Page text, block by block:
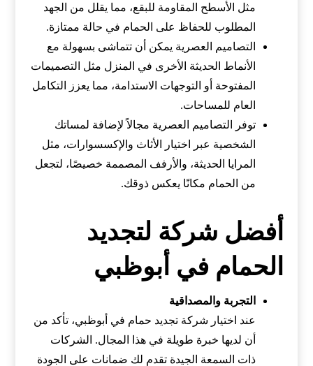
مثل الأسطح المقاومة للبقع، مما يقلل من الجهد
المطلوب للحفاظ على الحمام في حالة ممتازة.
التصاميم العصرية يمكن أن تتماشى بسهولة مع
الأنماط الحديثة الأخرى في المنزل مثل التصميمات
المفتوحة أو التوجهات الاستدامة، مما يعزز التكامل
العام للمساحات.
توفر التصاميم العصرية مجالاً لإضافة لمساتك
الشخصية عبر اختيار الأثاث والإكسسوارات، مثل
المرايا الحديثة، والأرفف المصممة خصيصًا، لتجعل
من الحمام مكانًا يعكس ذوقك.
أفضل شركة لتجديد
الحمام في أبوظبي
التجربة والمصداقية
عند اختيار شركة تجديد حمام في أبوظبي، تأكد من
أن لديها خبرة طويلة في هذا المجال. الشركات
ذات السمعة الجيدة تقدم لك ضمانات على الجودة